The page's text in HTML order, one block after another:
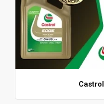
Castrol